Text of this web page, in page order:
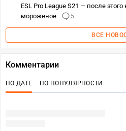
ESL Pro League S21 — после
мороженое
5
ВСЕ
Комментарии
ПО ДАТЕ ПО ПОПУЛЯРНОСТИ